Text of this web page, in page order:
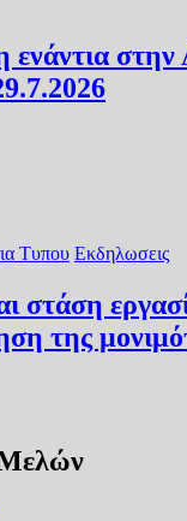
ενάντια
Τυπου Εκδηλωσεις
στάση
της